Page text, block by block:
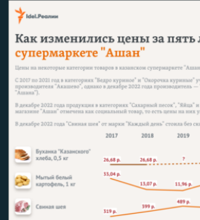
Все сайты РСЕ/РС